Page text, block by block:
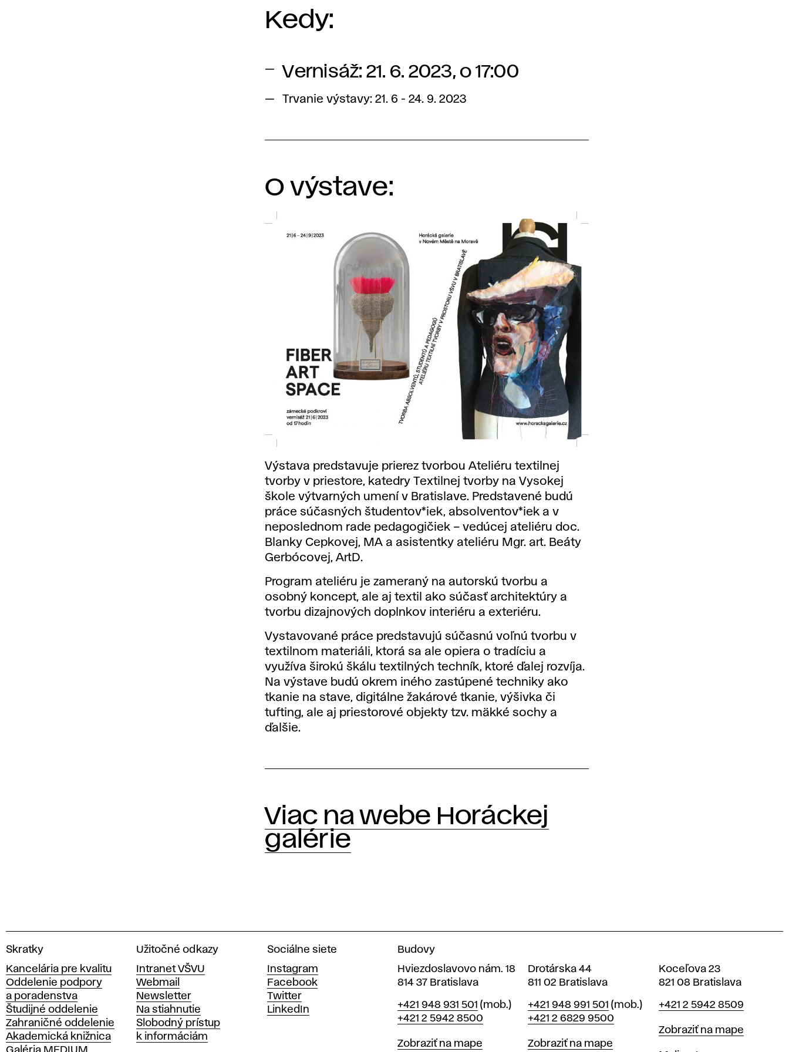
Kedy:
Vernisáž: 21. 6. 2023, o 17:00
Trvanie výstavy: 21. 6 - 24. 9. 2023
O výstave:
Výstava predstavuje prierez tvorbou Ateliéru textilnej
tvorby v priestore, katedry Textilnej tvorby na Vysokej
škole výtvarných umení v Bratislave. Predstavené budú
práce súčasných študentov*iek, absolventov*iek a v
neposlednom rade pedagogičiek – vedúcej ateliéru doc.
Blanky Cepkovej, MA a asistentky ateliéru Mgr. art. Beáty
Gerbócovej, ArtD.
Program ateliéru je zameraný na autorskú tvorbu a
osobný koncept, ale aj textil ako súčasť architektúry a
tvorbu dizajnových doplnkov interiéru a exteriéru.
Vystavované práce predstavujú súčasnú voľnú tvorbu v
textilnom materiáli, ktorá sa ale opiera o tradíciu a
využíva širokú škálu textilných techník, ktoré ďalej rozvíja.
Na výstave budú okrem iného zastúpené techniky ako
tkanie na stave, digitálne žakárové tkanie, výšivka či
tufting, ale aj priestorové objekty tzv. mäkké sochy a
ďalšie.
Viac na webe Horáckej
galérie
V
s
o
k
á
š
k
Skratky
Kancelária pre kvalitu
Oddelenie podpory
a poradenstva
Študijné oddelenie
Zahraničné oddelenie
Akademická knižnica
Užitočné odkazy
Intranet VŠVU
Webmail
Newsletter
Na stiahnutie
Slobodný prístup
k informáciám
Sociálne siete
Instagram
Facebook
Twitter
LinkedIn
Budovy
Hviezdoslavovo nám. 18
814 37 Bratislava
Telefón
+421 948 931 501 (mob.)
+421 2 5942 8500
Mapa
Zobraziť na mape
Drotárska 44
811 02 Bratislava
Telefón
+421 948 991 501 (mob.)
+421 2 6829 9500
Mapa
Zobraziť na mape
Koceľova 23
821 08 Bratislava
Telefón
+421 2 5942 8509
Mapa
Zobraziť na mape